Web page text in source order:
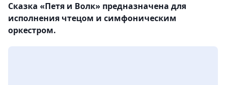
Сказка «Петя и Волк» предназначена для
исполнения чтецом и симфоническим
оркестром.